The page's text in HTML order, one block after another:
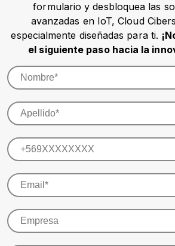
formulario y desbloquea las
avanzadas en IoT, Cloud
especialmente diseñadas para ti.
el siguiente paso hacia la